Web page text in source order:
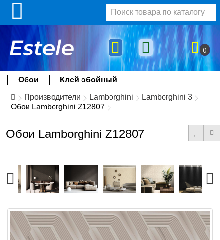
0
Обои Клей обойный
Производители Lamborghini
Lamborghini 3
Обои Lamborghini Z12807
Обои Lamborghini Z12807